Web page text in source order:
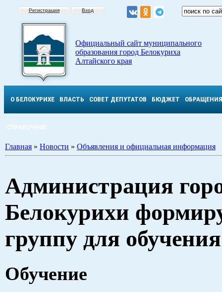
Регистрация Вход
Официальный сайт муниципального
образования город Белокуриха
Алтайского края
О БЕЛОКУРИХЕ ВЛАСТЬ СОВЕТ ДЕПУТАТОВ БЮДЖЕТ ОБРАЩЕНИЯ
СПРАВОЧНОЕ
Главная » Новости » Объявления и официальная информация
Администрация
Белокурихи
группу для обучения
Обучение